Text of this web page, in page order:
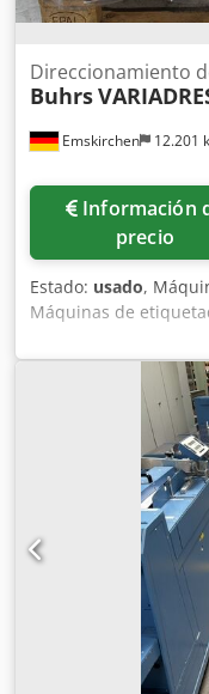
Emskirchen 12.201
Direccionamiento
Buhrs
Información de
precio
Estado: usado,
Máquinas de
Año de fabricación:
01 Cjdpfsh Ax Sksx
mediante Skype
visita; tenemos más
inmediata – Se
Emskirchen/